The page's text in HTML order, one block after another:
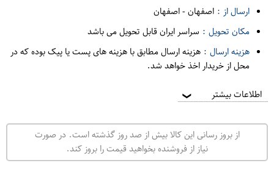
ارسال از : اصفهان-اصفهان
مکان تحویل : سراسر ایران قابل تحویل می باشد
هزینه ارسال : هزینه ارسال مطابق با هزینه های پست یا پیک بوده که در
محل از خریدار اخذ خواهد شد.
اطلاعات بیشتر ❯
از بروز رسانی این کالا بیش از صد روز گذشته است. در صورت
نیاز از فروشنده بخواهید قیمت را بروز کند.